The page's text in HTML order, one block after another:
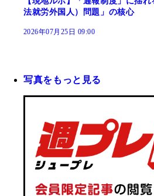
法就労外国人）問題」の核心
2026年07月25日 09:00
写真をもっと見る